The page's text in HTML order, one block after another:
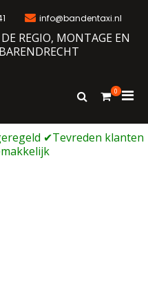
info@bandentaxi.nl
REGIO, MONTAGE EN
Bandengarage met eigen webshop
Toon
0
voor